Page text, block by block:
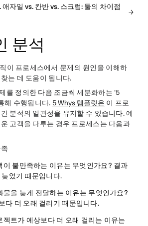
자일 vs. 칸반 vs. 스크럼: 둘의 차이점
분석
이 프로세스에서 문제의 원인을 이해하
는 데 도움이 됩니다.
를 정의한 다음 조금씩 세분화하는 '5
해 수행됩니다. 5 Whys 템플릿은 이 프로
분석의 일관성을 유지할 수 있습니다. 예
고객을 다루는 경우 프로세스는 다음과
이 불만족하는 이유는 무엇인가요? 결과
었기 때문입니다.
물을 늦게 전달하는 이유는 무엇인가요?
다 더 오래 걸리기 때문입니다.
젝트가 예상보다 더 오래 걸리는 이유는